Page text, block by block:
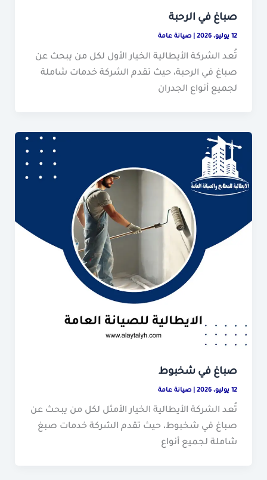
صباغ في الرحبة
12 يوليو، 2026 صيانة عامة
تُعد الشركة الأيطالية الخيار الأول لكل من يبحث عن
صباغ في الرحبة، حيث تقدم الشركة خدمات شاملة
لجميع أنواع الجدران
صباغ في شخبوط
12 يوليو، 2026 صيانة عامة
تُعد الشركة الأيطالية الخيار الأمثل لكل من يبحث عن
صباغ في شخبوط، حيث تقدم الشركة خدمات صبغ
شاملة لجميع أنواع